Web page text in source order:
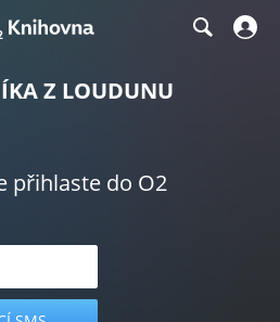
Z LOUDUNU
přihlaste do O2